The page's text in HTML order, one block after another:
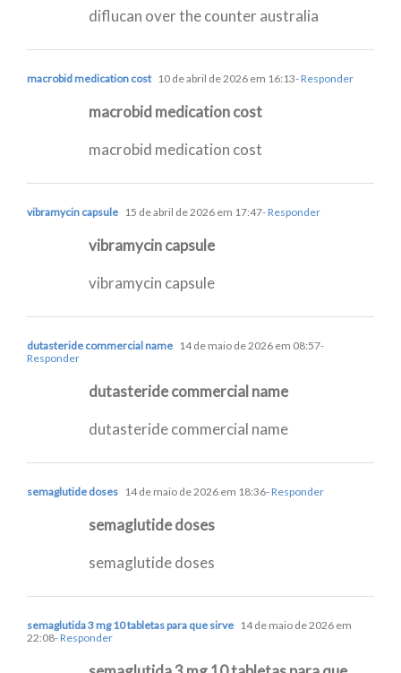
diflucan over the counter australia
macrobid medication cost 10 de abril de 2026 em 16:13- Responder
macrobid medication cost
macrobid medication cost
vibramycin capsule 15 de abril de 2026 em 17:47- Responder
vibramycin capsule
vibramycin capsule
dutasteride commercial name 14 de maio de 2026 em 08:57-
Responder
dutasteride commercial name
dutasteride commercial name
semaglutide doses 14 de maio de 2026 em 18:36- Responder
semaglutide doses
semaglutide doses
semaglutida 3 mg 10 tabletas para que sirve 14 de maio de 2026 em
22:08- Responder